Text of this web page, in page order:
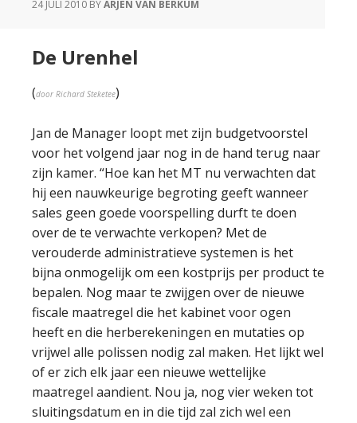
24 JULI 2010 BYARJEN VAN BERKUM
De Urenhel
(door Richard Steketee)
Jan de Manager loopt met zijn budgetvoorstel
voor het volgend jaar nog in de hand terug naar
zijn kamer. “Hoe kan het MT nu verwachten dat
hij een nauwkeurige begroting geeft wanneer
sales geen goede voorspelling durft te doen
over de te verwachte verkopen? Met de
verouderde administratieve systemen is het
bijna onmogelijk om een kostprijs per product te
bepalen. Nog maar te zwijgen over de nieuwe
fiscale maatregel die het kabinet voor ogen
heeft en die herberekeningen en mutaties op
vrijwel alle polissen nodig zal maken. Het lijkt wel
of er zich elk jaar een nieuwe wettelijke
maatregel aandient. Nou ja, nog vier weken tot
sluitingsdatum en in die tijd zal zich wel een